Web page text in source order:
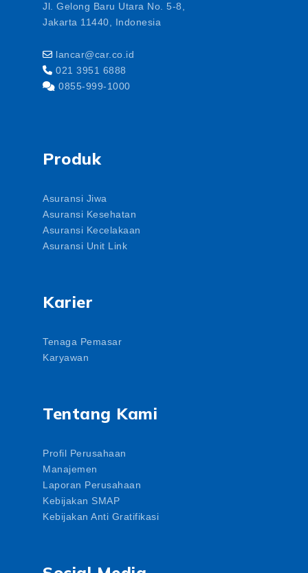
Jl. Gelong Baru Utara No. 5-8,
Jakarta 11440, Indonesia
lancar@car.co.id
021 3951 6888
0855-999-1000
Produk
Asuransi Jiwa
Asuransi Kesehatan
Asuransi Kecelakaan
Asuransi Unit Link
Karier
Tenaga Pemasar
Karyawan
Tentang Kami
Profil Perusahaan
Manajemen
Laporan Perusahaan
Kebijakan SMAP
Kebijakan Anti Gratifikasi